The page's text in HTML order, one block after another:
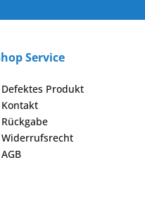
Service
Defektes Produkt
Kontakt
Rückgabe
Widerrufsrecht
AGB